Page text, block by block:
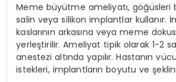
Meme büyütme ameliyatı, göğüsleri
salin veya silikon implantlar kullanır.
kaslarının arkasına veya meme
yerleştirilir. Ameliyat tipik olarak 1-2
anestezi altında yapılır. Hastanın
istekleri, implantların boyutu ve